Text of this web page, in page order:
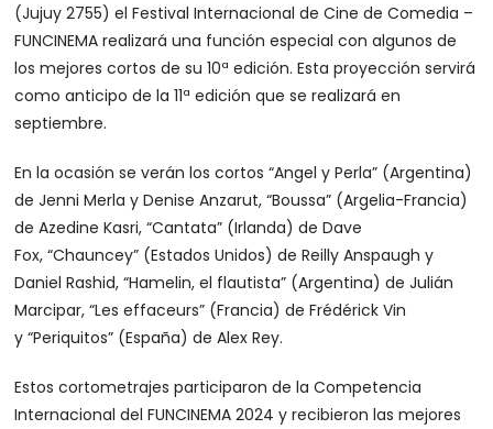
(Jujuy 2755) el Festival Internacional de Cine de Comedia –
FUNCINEMA realizará una función especial con algunos de
los mejores cortos de su 10ª edición. Esta proyección servirá
como anticipo de la 11ª edición que se realizará en
septiembre.
En la ocasión se verán los cortos “Angel y Perla” (Argentina)
de Jenni Merla y Denise Anzarut, “Boussa” (Argelia-Francia)
de Azedine Kasri, “Cantata” (Irlanda) de Dave
Fox, “Chauncey” (Estados Unidos) de Reilly Anspaugh y
Daniel Rashid, “Hamelin, el flautista” (Argentina) de Julián
Marcipar, “Les effaceurs” (Francia) de Frédérick Vin
y “Periquitos” (España) de Alex Rey.
Estos cortometrajes participaron de la Competencia
Internacional del FUNCINEMA 2024 y recibieron las mejores